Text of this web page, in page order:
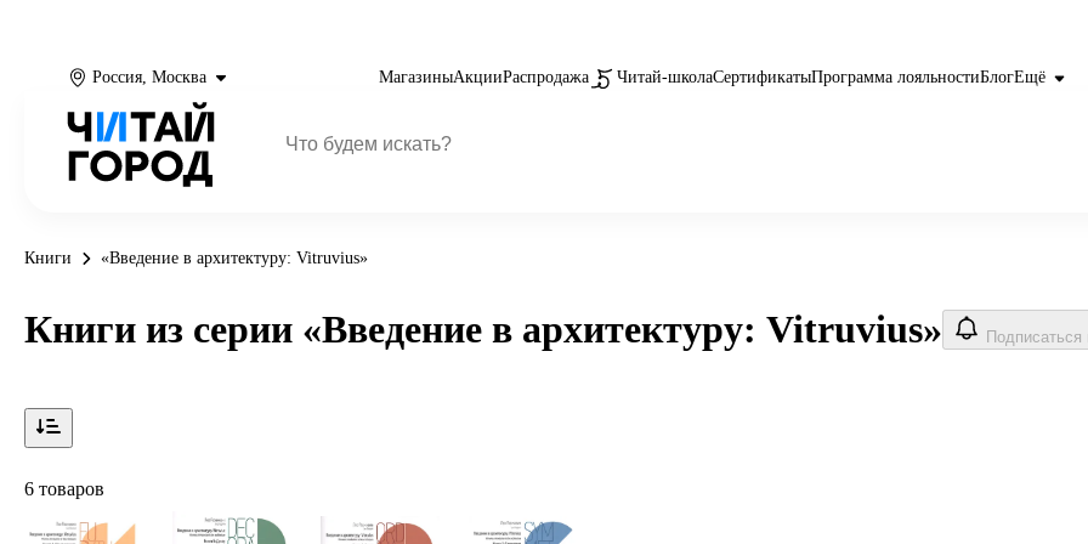
Россия, Москва МагазиныАкцииРаспродажа Читай-школаСертификатыПрограмма лояльностиБлогЕщё
Книги «Введение в архитектуру: Vitruvius»
Книги из серии «Введение в архитектуру: Vitruvius»
6 товаров